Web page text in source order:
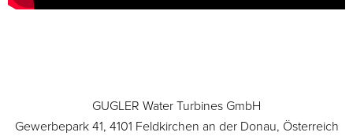
GUGLER Water Turbines GmbH
Gewerbepark 41, 4101 Feldkirchen an der Donau, Österreich